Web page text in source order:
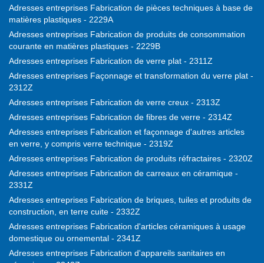
Adresses entreprises Fabrication de pièces techniques à base de
matières plastiques - 2229A
Adresses entreprises Fabrication de produits de consommation
courante en matières plastiques - 2229B
Adresses entreprises Fabrication de verre plat - 2311Z
Adresses entreprises Façonnage et transformation du verre plat -
2312Z
Adresses entreprises Fabrication de verre creux - 2313Z
Adresses entreprises Fabrication de fibres de verre - 2314Z
Adresses entreprises Fabrication et façonnage d'autres articles
en verre, y compris verre technique - 2319Z
Adresses entreprises Fabrication de produits réfractaires - 2320Z
Adresses entreprises Fabrication de carreaux en céramique -
2331Z
Adresses entreprises Fabrication de briques, tuiles et produits de
construction, en terre cuite - 2332Z
Adresses entreprises Fabrication d'articles céramiques à usage
domestique ou ornemental - 2341Z
Adresses entreprises Fabrication d'appareils sanitaires en